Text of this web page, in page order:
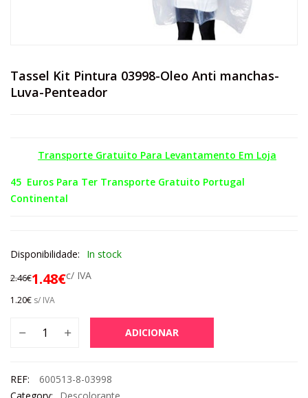
Tassel Kit Pintura 03998-Oleo Anti manchas-
Luva-Penteador
Transporte Gratuito Para Levantamento Em Loja
45 Euros Para Ter Transporte Gratuito Portugal
Continental
Disponibilidade: In stock
2.46€1.48€c/ IVA
1.20€ s/ IVA
ADICIONAR
REF:
600513-8-03998